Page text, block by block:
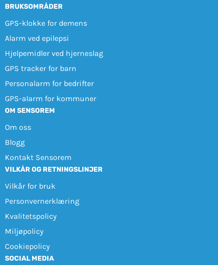
BRUKSOMRÅDER
GPS-klokke for demens
Alarm ved epilepsi
Hjelpemidler ved hjerneslag
GPS tracker for barn
Personalarm for bedrifter
GPS-alarm for kommuner
OM SENSOREM
Om oss
Blogg
Kontakt Sensorem
VILKÅR OG RETNINGSLINJER
Vilkår for bruk
Personvernerklæring
Kvalitetspolicy
Miljøpolicy
Cookiepolicy
SOCIAL MEDIA